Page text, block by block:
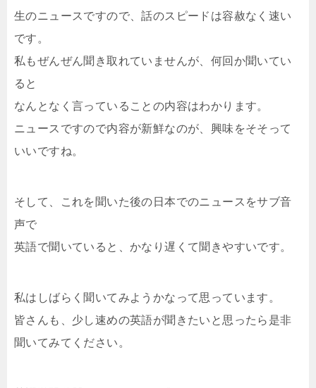
生のニュースですので、話のスピードは容赦なく速い
です。
私もぜんぜん聞き取れていませんが、何回か聞いてい
ると
なんとなく言っていることの内容はわかります。
ニュースですので内容が新鮮なのが、興味をそそって
いいですね。
そして、これを聞いた後の日本でのニュースをサブ音
声で
英語で聞いていると、かなり遅くて聞きやすいです。
私はしばらく聞いてみようかなって思っています。
皆さんも、少し速めの英語が聞きたいと思ったら是非
聞いてみてください。